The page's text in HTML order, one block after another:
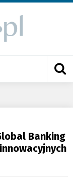
Banking